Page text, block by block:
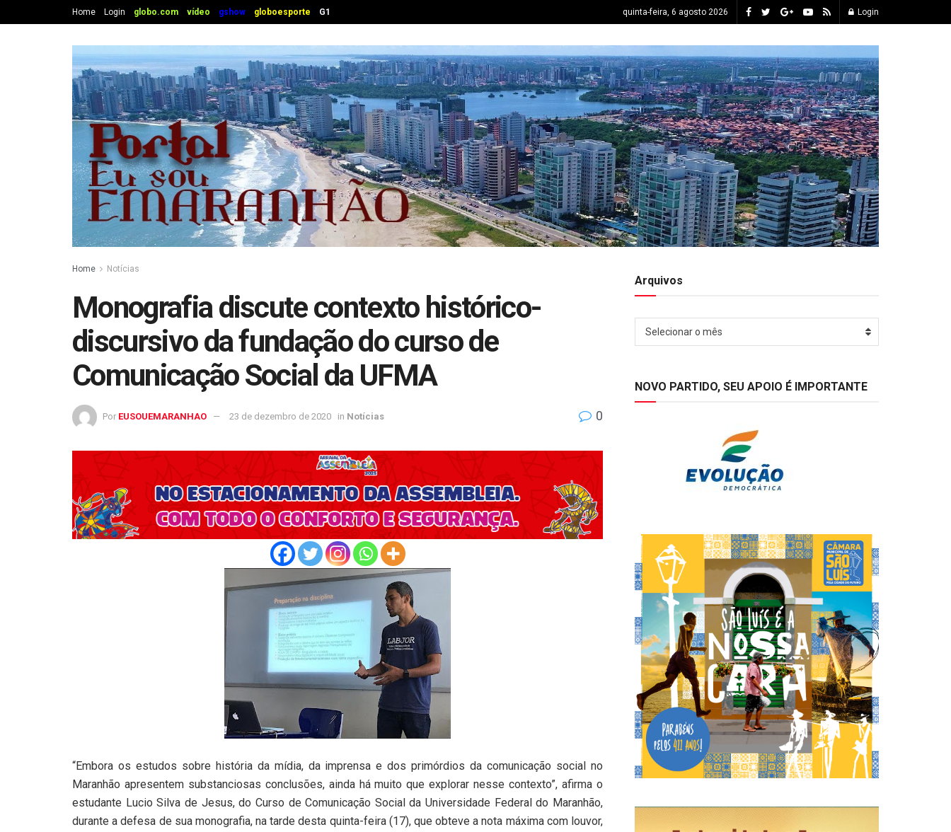
Home Login globo.com vídeo gshow globoesporte G1 quinta-feira, 6 agosto 2026 Login
Home Notícias
Monografia discute contexto histórico-
discursivo da fundação do curso de
Comunicação Social da UFMA
Por EUSOUEMARANHAO 23 de dezembro de 2020 in Notícias 0
“Embora os estudos sobre história da mídia, da imprensa e dos primórdios da comunicação social no
Maranhão apresentem substanciosas conclusões, ainda há muito que explorar nesse contexto”, afirma o
estudante Lucio Silva de Jesus, do Curso de Comunicação Social da Universidade Federal do Maranhão,
durante a defesa de sua monografia, na tarde desta quinta-feira (17), que obteve a nota máxima com louvor,
Arquivos
Selecionar o mês
NOVO PARTIDO, SEU APOIO É IMPORTANTE